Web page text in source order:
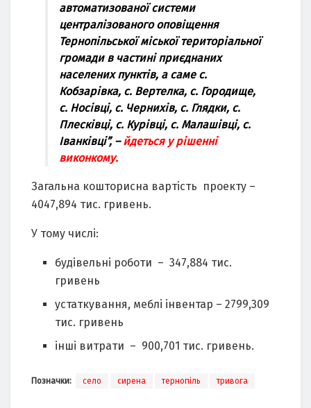
автоматизованої системи
централізованого оповіщення
Тернопільської міської територіальної
громади в частині приєднаних
населених пунктів, а саме с.
Кобзарівка, с. Вертелка, с. Городище,
с. Носівці, с. Чернихів, с. Глядки, с.
Плесківці, с. Курівці, с. Малашівці, с.
Іванківці”, –йдеться у рішенні
виконкому.
Загальна кошторисна вартість проекту –
4047,894 тис. гривень.
У тому числі:
будівельні роботи – 347,884 тис.
гривень
устаткування, меблі інвентар – 2799,309
тис. гривень
інші витрати – 900,701 тис. гривень.
Позначки: село сирена тернопіль тривога